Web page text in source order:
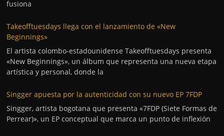
fusiona
Takeofftuesdays llega con el lanzamiento de «New
Beginnings»
El artista colombo-estadounidense Takeofftuesdays presenta
«New Beginnings», un álbum que representa una nueva etapa
artística y personal, donde la
Singger apuesta por la autenticidad con su nuevo EP 7FDP
Singger, artista bogotana que presenta «7FDP (Siete Formas de
Perrear)», un EP conceptual que marca un punto de inflexión